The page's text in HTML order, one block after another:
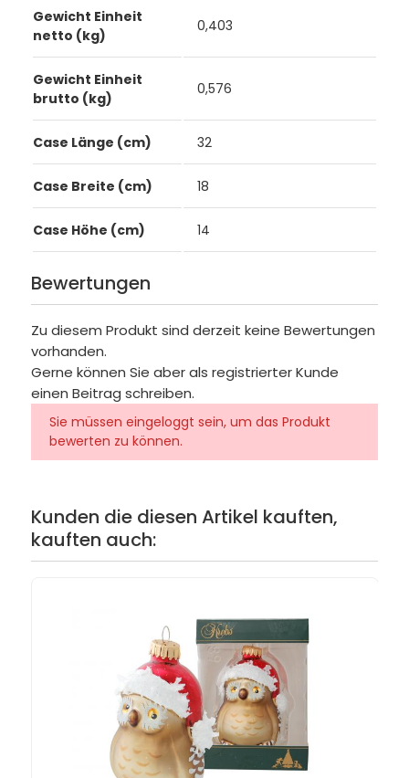
Gewicht Einheit
netto (kg)
0,403
Gewicht Einheit
brutto (kg)
0,576
Case Länge (cm) 32
Case Breite (cm) 18
Case Höhe (cm) 14
Bewertungen
Zu diesem Produkt sind derzeit keine Bewertungen
vorhanden.
Gerne können Sie aber als registrierter Kunde
einen Beitrag schreiben.
Sie müssen eingeloggt sein, um das Produkt
bewerten zu können.
Kunden die diesen Artikel kauften,
kauften auch: